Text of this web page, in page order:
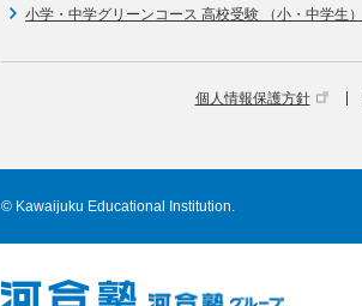
小学・中学グリーンコース 高校受験 （小・中学生）
個人情報保護方針
© Kawaijuku Educational Institution.